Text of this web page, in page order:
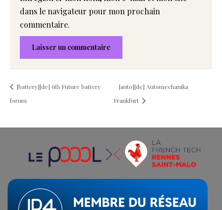
dans le navigateur pour mon prochain
commentaire.
[battery][de] 6th Future battery
forum
[auto][de] Automechanika
Frankfurt